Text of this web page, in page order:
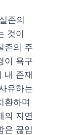
존의
것이
존의 주
이 욕구
내 존재
유하는
환하며
의 지연
은 끊임